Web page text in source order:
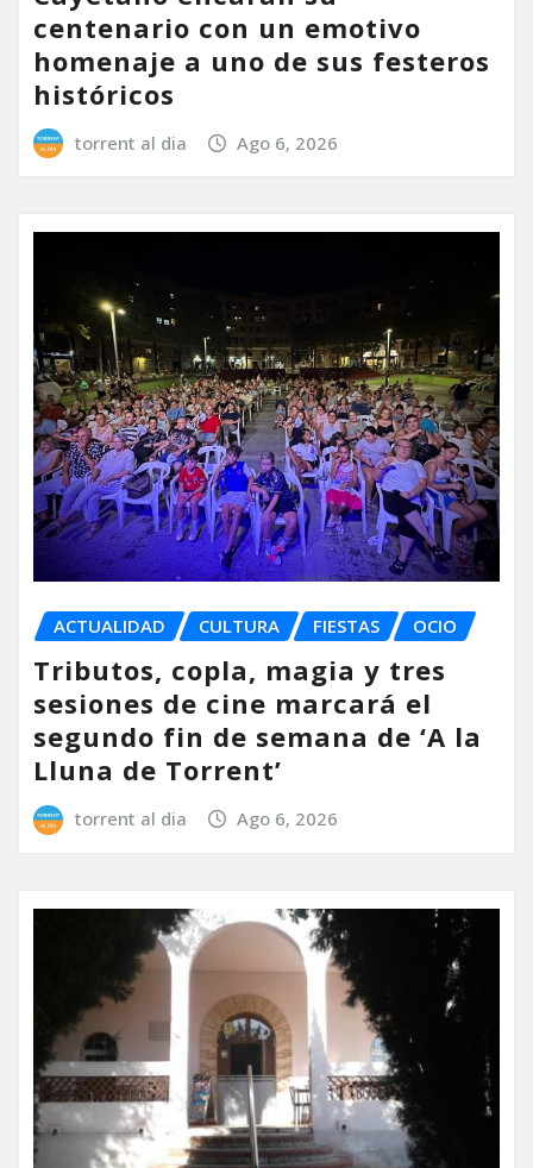
centenario con un emotivo
homenaje a uno de sus festeros
históricos
torrent al dia Ago 6, 2026
ACTUALIDAD CULTURA FIESTAS OCIO
Tributos, copla, magia y tres
sesiones de cine marcará el
segundo fin de semana de ‘A la
Lluna de Torrent’
torrent al dia Ago 6, 2026